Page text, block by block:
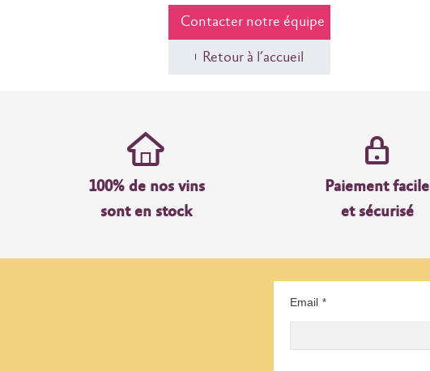
Contacter notre équipe
Retour à l’accueil
100% de nos vins
sont en stock
Paiement facile
et sécurisé
Email *